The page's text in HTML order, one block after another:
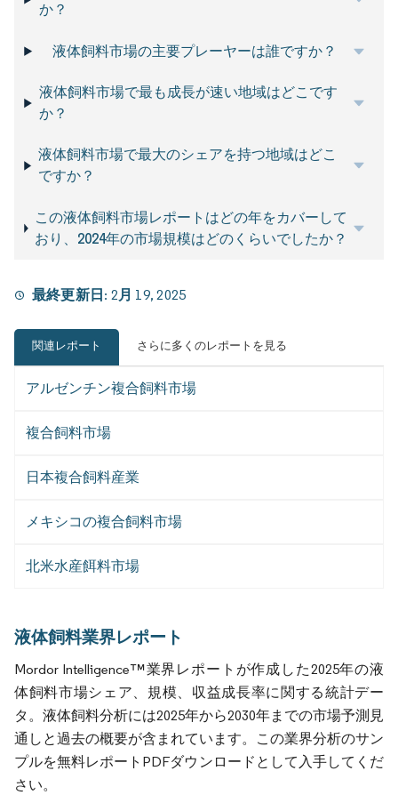
か？
液体飼料市場の主要プレーヤーは誰ですか？
液体飼料市場で最も成長が速い地域はどこです
か？
液体飼料市場で最大のシェアを持つ地域はどこ
ですか？
この液体飼料市場レポートはどの年をカバーして
おり、2024年の市場規模はどのくらいでしたか？
最終更新日: 2月 19, 2025
関連レポート さらに多くのレポートを見る
アルゼンチン複合飼料市場
複合飼料市場
日本複合飼料産業
メキシコの複合飼料市場
北米水産餌料市場
液体飼料業界レポート
Mordor Intelligence™業界レポートが作成した2025年の液
体飼料市場シェア、規模、収益成長率に関する統計デー
タ。液体飼料分析には2025年から2030年までの市場予測見
通しと過去の概要が含まれています。この業界分析のサン
プルを無料レポートPDFダウンロードとして入手してくだ
さい。